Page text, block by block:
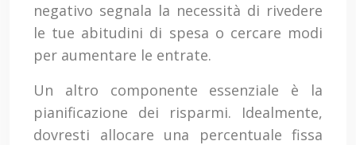
negativo segnala la necessità di rivedere
le tue abitudini di spesa o cercare modi
per aumentare le entrate.
Un altro componente essenziale è la
pianificazione dei risparmi. Idealmente,
dovresti allocare una percentuale fissa